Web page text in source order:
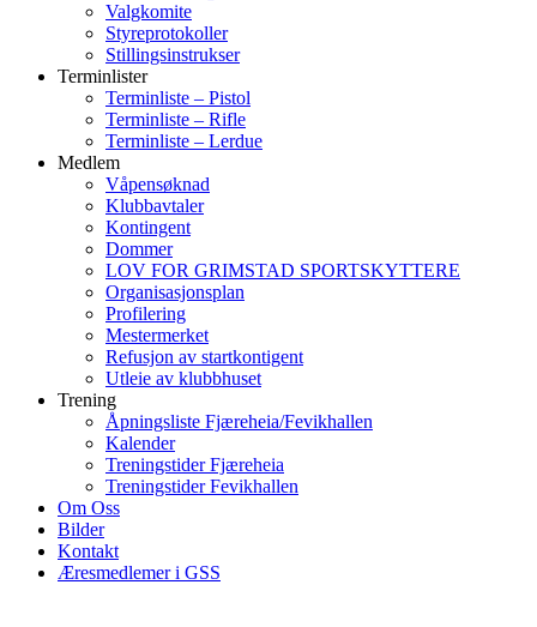
Valgkomite
Styreprotokoller
Stillingsinstrukser
Terminlister
Terminliste – Pistol
Terminliste – Rifle
Terminliste – Lerdue
Medlem
Våpensøknad
Klubbavtaler
Kontingent
Dommer
LOV FOR GRIMSTAD SPORTSKYTTERE
Organisasjonsplan
Profilering
Mestermerket
Refusjon av startkontigent
Utleie av klubbhuset
Trening
Åpningsliste Fjæreheia/Fevikhallen
Kalender
Treningstider Fjæreheia
Treningstider Fevikhallen
Om Oss
Bilder
Kontakt
Æresmedlemer i GSS